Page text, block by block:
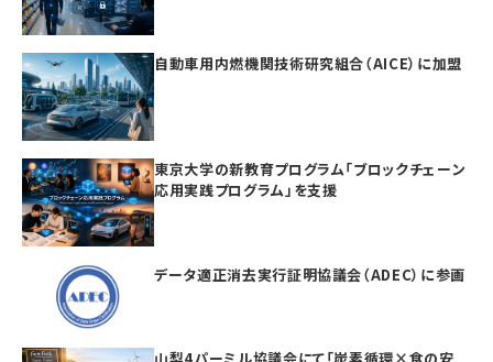
自動車用内燃機関技術研究組合（AICE）に加盟
東京大学の新教育プログラム「ブロックチェーン
応用実践プログラム」を支援
データ適正消去実行証明協議会（ADEC）に参画